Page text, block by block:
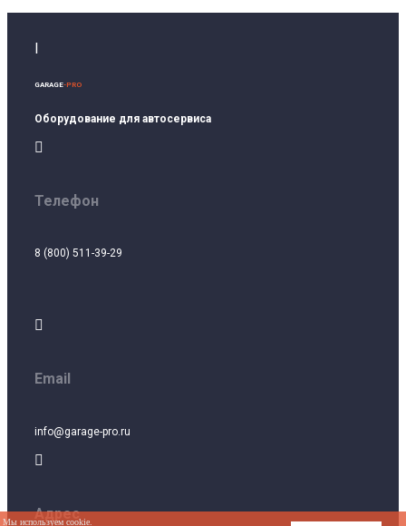
Мы используем cookie.
GARAGE-PRO
Оборудование для автосервиса

Телефон
8 (800) 511-39-29

Email
info@garage-pro.ru

Адрес